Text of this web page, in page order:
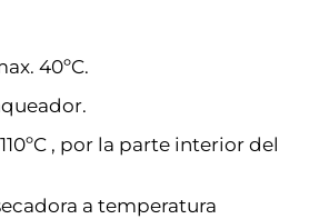
40ºC.
, por la parte interior del
a temperatura